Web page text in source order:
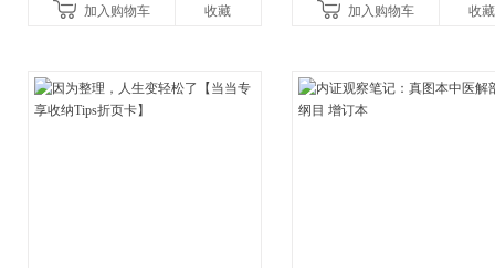
加入购物车 收藏
书！）读客经管文库
加入购物车 收藏